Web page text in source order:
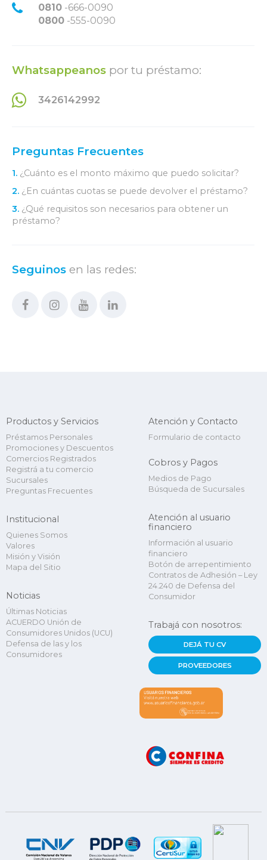
0810 -666-0090
0800 -555-0090
Whatsappeanos por tu préstamo:
3426142992
Preguntas Frecuentes
1. ¿Cuánto es el monto máximo que puedo solicitar?
2. ¿En cuántas cuotas se puede devolver el préstamo?
3. ¿Qué requisitos son necesarios para obtener un
préstamo?
Seguinos en las redes:
Productos y Servicios
Préstamos Personales
Promociones y Descuentos
Comercios Registrados
Registrá a tu comercio
Sucursales
Preguntas Frecuentes
Institucional
Quienes Somos
Valores
Misión y Visión
Mapa del Sitio
Noticias
Últimas Noticias
ACUERDO Unión de
Consumidores Unidos (UCU)
Defensa de las y los
Consumidores
Atención y Contacto
Formulario de contacto
Cobros y Pagos
Medios de Pago
Búsqueda de Sucursales
Atención al usuario
financiero
Información al usuario
financiero
Botón de arrepentimiento
Contratos de Adhesión – Ley
24.240 de Defensa del
Consumidor
Trabajá con nosotros:
DEJÁ TU CV
PROVEEDORES